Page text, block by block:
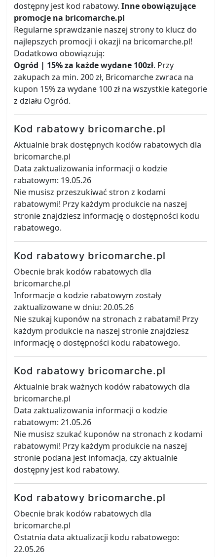
dostępny jest kod rabatowy. Inne obowiązujące
promocje na bricomarche.pl
Regularne sprawdzanie naszej strony to klucz do
najlepszych promocji i okazji na bricomarche.pl!
Dodatkowo obowiązują:
Ogród | 15% za każde wydane 100zł. Przy
zakupach za min. 200 zł, Bricomarche zwraca na
kupon 15% za wydane 100 zł na wszystkie kategorie
z działu Ogród.
Kod rabatowy bricomarche.pl
Aktualnie brak dostępnych kodów rabatowych dla
bricomarche.pl
Data zaktualizowania informacji o kodzie
rabatowym: 19.05.26
Nie musisz przeszukiwać stron z kodami
rabatowymi! Przy każdym produkcie na naszej
stronie znajdziesz informację o dostępności kodu
rabatowego.
Kod rabatowy bricomarche.pl
Obecnie brak kodów rabatowych dla
bricomarche.pl
Informacje o kodzie rabatowym zostały
zaktualizowane w dniu: 20.05.26
Nie szukaj kuponów na stronach z rabatami! Przy
każdym produkcie na naszej stronie znajdziesz
informację o dostępności kodu rabatowego.
Kod rabatowy bricomarche.pl
Aktualnie brak ważnych kodów rabatowych dla
bricomarche.pl
Data zaktualizowania informacji o kodzie
rabatowym: 21.05.26
Nie musisz szukać kuponów na stronach z kodami
rabatowymi! Przy każdym produkcie na naszej
stronie podana jest infomacja, czy aktualnie
dostępny jest kod rabatowy.
Kod rabatowy bricomarche.pl
Obecnie brak kodów rabatowych dla
bricomarche.pl
Ostatnia data aktualizacji kodu rabatowego:
22.05.26